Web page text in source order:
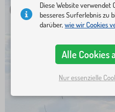
Diese Website verwendet
besseres Surferlebnis zu
darüber,wie wir Cookies
Alle Cookies
Nur essenzielle